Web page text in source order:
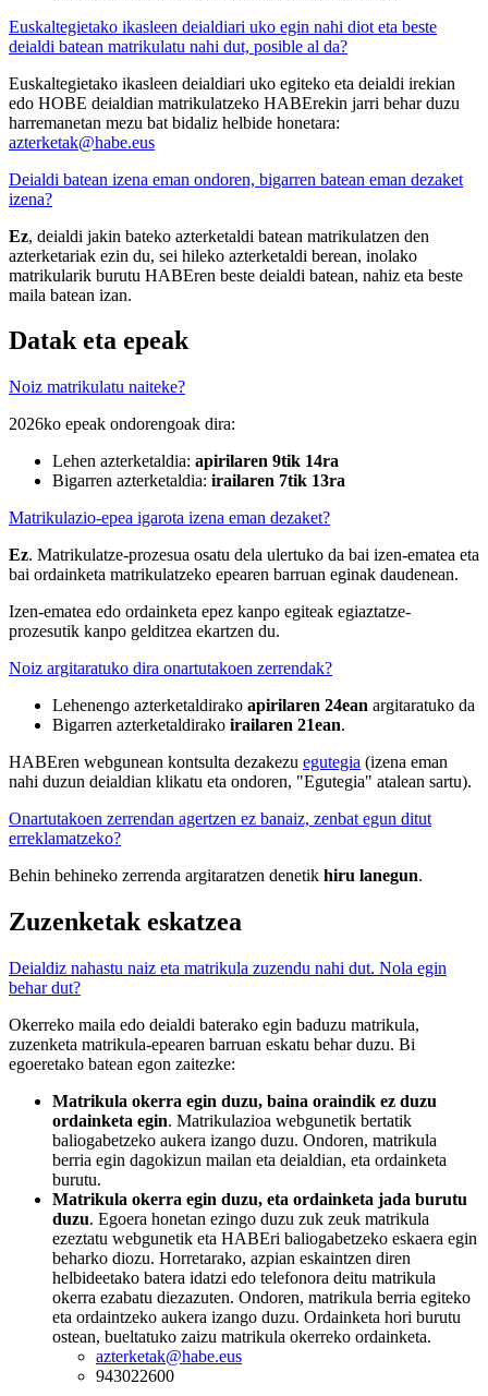
Euskaltegietako ikasleen deialdiari uko egin nahi diot eta beste
deialdi batean matrikulatu nahi dut, posible al da?
Euskaltegietako ikasleen deialdiari uko egiteko eta deialdi irekian
edo HOBE deialdian matrikulatzeko HABErekin jarri behar duzu
harremanetan mezu bat bidaliz helbide honetara:
azterketak@habe.eus
Deialdi batean izena eman ondoren, bigarren batean eman dezaket
izena?
Ez, deialdi jakin bateko azterketaldi batean matrikulatzen den
azterketariak ezin du, sei hileko azterketaldi berean, inolako
matrikularik burutu HABEren beste deialdi batean, nahiz eta beste
maila batean izan.
Datak eta epeak
Noiz matrikulatu naiteke?
2026ko epeak ondorengoak dira:
Lehen azterketaldia: apirilaren 9tik 14ra
Bigarren azterketaldia: irailaren 7tik 13ra
Matrikulazio-epea igarota izena eman dezaket?
Ez. Matrikulatze-prozesua osatu dela ulertuko da bai izen-ematea eta
bai ordainketa matrikulatzeko epearen barruan eginak daudenean.
Izen-ematea edo ordainketa epez kanpo egiteak egiaztatze-
prozesutik kanpo gelditzea ekartzen du.
Noiz argitaratuko dira onartutakoen zerrendak?
Lehenengo azterketaldirako apirilaren 24ean argitaratuko da
Bigarren azterketaldirako irailaren 21ean.
HABEren webgunean kontsulta dezakezu egutegia (izena eman
nahi duzun deialdian klikatu eta ondoren, "Egutegia" atalean sartu).
Onartutakoen zerrendan agertzen ez banaiz, zenbat egun ditut
erreklamatzeko?
Behin behineko zerrenda argitaratzen denetik hiru lanegun.
Zuzenketak eskatzea
Deialdiz nahastu naiz eta matrikula zuzendu nahi dut. Nola egin
behar dut?
Okerreko maila edo deialdi baterako egin baduzu matrikula,
zuzenketa matrikula-epearen barruan eskatu behar duzu. Bi
egoeretako batean egon zaitezke:
Matrikula okerra egin duzu, baina oraindik ez duzu
ordainketa egin. Matrikulazioa webgunetik bertatik
baliogabetzeko aukera izango duzu. Ondoren, matrikula
berria egin dagokizun mailan eta deialdian, eta ordainketa
burutu.
Matrikula okerra egin duzu, eta ordainketa jada burutu
duzu. Egoera honetan ezingo duzu zuk zeuk matrikula
ezeztatu webgunetik eta HABEri baliogabetzeko eskaera egin
beharko diozu. Horretarako, azpian eskaintzen diren
helbideetako batera idatzi edo telefonora deitu matrikula
okerra ezabatu diezazuten. Ondoren, matrikula berria egiteko
eta ordaintzeko aukera izango duzu. Ordainketa hori burutu
ostean, bueltatuko zaizu matrikula okerreko ordainketa.
azterketak@habe.eus
943022600